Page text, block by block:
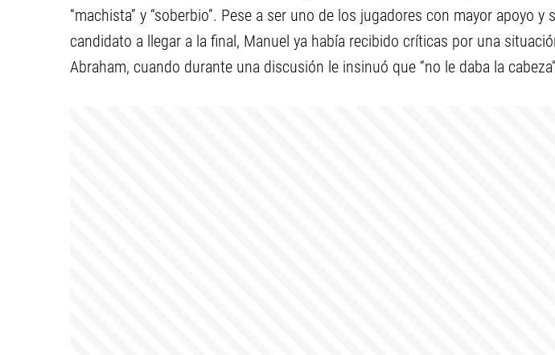
“machista” y “soberbio”. Pese a ser uno de los jugadores con mayor apoyo y
candidato a llegar a la final, Manuel ya había recibido críticas por una
Abraham, cuando durante una discusión le insinuó que “no le daba la